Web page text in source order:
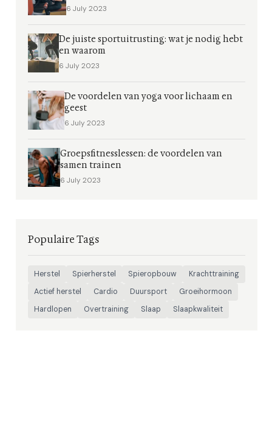
6 July 2023
De juiste sportuitrusting: wat je nodig hebt
en waarom
6 July 2023
De voordelen van yoga voor lichaam en
geest
6 July 2023
Groepsfitnesslessen: de voordelen van
samen trainen
6 July 2023
Populaire Tags
Herstel Spierherstel Spieropbouw
Krachttraining
Actief herstel
Cardio Duursport
Groeihormoon
Hardlopen
Overtraining Slaap Slaapkwaliteit